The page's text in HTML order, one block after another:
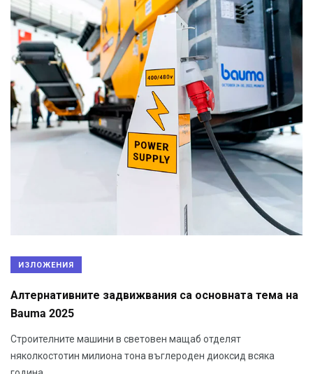
ИЗЛОЖЕНИЯ
Алтернативните задвижвания са основната тема на
Bauma 2025
Строителните машини в световен мащаб отделят
няколкостотин милиона тона въглероден диоксид всяка